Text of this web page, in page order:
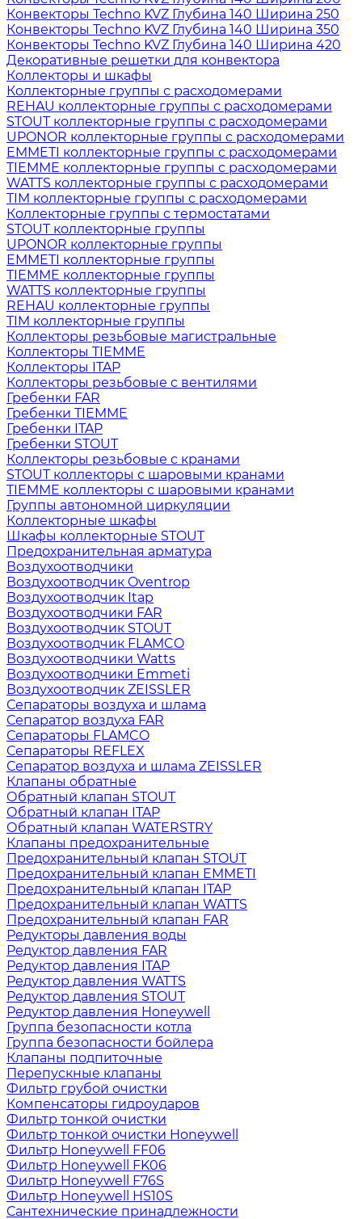
Конвекторы Techno KVZ Глубина 140 Ширина 250
Конвекторы Techno KVZ Глубина 140 Ширина 350
Конвекторы Techno KVZ Глубина 140 Ширина 420
Декоративные решетки для конвектора
Коллекторы и шкафы
Коллекторные группы с расходомерами
REHAU коллекторные группы с расходомерами
STOUT коллекторные группы с расходомерами
UPONOR коллекторные группы с расходомерами
EMMETI коллекторные группы с расходомерами
TIEMME коллекторные группы с расходомерами
WATTS коллекторные группы с расходомерами
TIM коллекторные группы с расходомерами
Коллекторные группы с термостатами
STOUT коллекторные группы
UPONOR коллекторные группы
EMMETI коллекторные группы
TIEMME коллекторные группы
WATTS коллекторные группы
REHAU коллекторные группы
TIM коллекторные группы
Коллекторы резьбовые магистральные
Коллекторы TIEMME
Коллекторы ITAP
Коллекторы резьбовые с вентилями
Гребенки FAR
Гребенки TIEMME
Гребенки ITAP
Гребенки STOUT
Коллекторы резьбовые с кранами
STOUT коллекторы с шаровыми кранами
TIEMME коллекторы с шаровыми кранами
Группы автономной циркуляции
Коллекторные шкафы
Шкафы коллекторные STOUT
Предохранительная арматура
Воздухоотводчики
Воздухоотводчик Oventrop
Воздухоотводчик Itap
Воздухоотводчики FAR
Воздухоотводчик STOUT
Воздухоотводчик FLAMCO
Воздухоотводчики Watts
Воздухоотводчики Emmeti
Воздухоотводчик ZEISSLER
Сепараторы воздуха и шлама
Сепаратор воздуха FAR
Сепараторы FLAMCO
Сепараторы REFLEX
Сепаратор воздуха и шлама ZEISSLER
Клапаны обратные
Обратный клапан STOUT
Обратный клапан ITAP
Обратный клапан WATERSTRY
Клапаны предохранительные
Предохранительный клапан STOUT
Предохранительный клапан EMMETI
Предохранительный клапан ITAP
Предохранительный клапан WATTS
Предохранительный клапан FAR
Редукторы давления воды
Редуктор давления FAR
Редуктор давления ITAP
Редуктор давления WATTS
Редуктор давления STOUT
Редуктор давления Honeywell
Группа безопасности котла
Группа безопасности бойлера
Клапаны подпиточные
Перепускные клапаны
Фильтр грубой очистки
Компенсаторы гидроударов
Фильтр тонкой очистки
Фильтр тонкой очистки Honeywell
Фильтр Honeywell FF06
Фильтр Honeywell FK06
Фильтр Honeywell F76S
Фильтр Honeywell HS10S
Сантехнические принадлежности